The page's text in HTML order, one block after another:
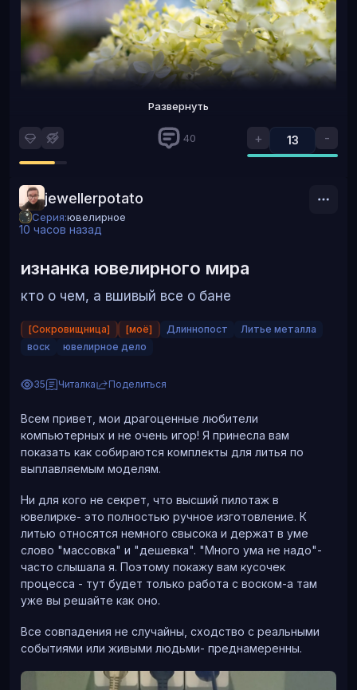
вечер, а значит мало света, открыл диафрагму на всю
катушку.
Это, правда, не цветочек, но тоже симпатичновое
Заодно хотел показать @rammdarkfunny
"Мыло на открытой дырке", ну или "художественное
размытое боке":)
Хотя, не очень люблю этот эффект, слишком уж
большой софт. Поэтому всё же лучше диафрагму
Развернуть
+ 13 -
40
jewellerpotato
Серия:ювелирное
10 часов назад
изнанка ювелирного мира
кто о чем, а вшивый все о бане
[Сокровищница] [моё] Длиннопост
Литье металла
воск
ювелирное дело
35 Читалка Поделиться
Всем привет, мои драгоценные любители
компьютерных и не очень игор! Я принесла вам
показать как собираются комплекты для литья по
выплавляемым моделям.
Ни для кого не секрет, что высший пилотаж в
ювелирке- это полностью ручное изготовление. К
литью относятся немного свысока и держат в уме
слово "массовка" и "дешевка". "Много ума не надо"-
часто слышала я. Поэтому покажу вам кусочек
процесса - тут будет только работа с воском-а там
уже вы решайте как оно.
Все совпадения не случайны, сходство с реальными
событиями или живыми людьми- преднамеренны.